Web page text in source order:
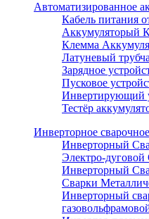
Автоматизированное
Кабель питания
Аккумуляторый
Клемма
Латуневый
Зарядное
Пусковое
Инвертирующий
Тестёр
Инверторное
Инверторный
Электро-дуговой
Инверторный
Сварки
Инверторный